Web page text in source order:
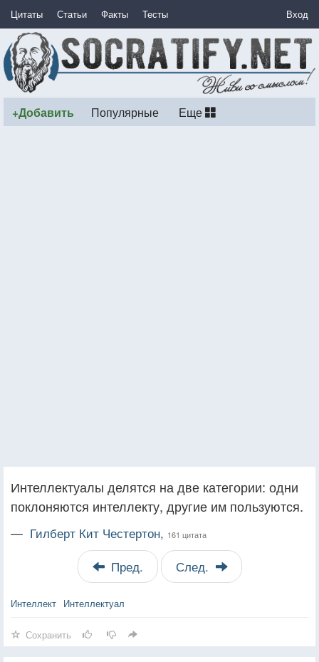
Цитаты Статьи Факты Тесты Вход
+Добавить Популярные Еще
Интеллектуалы делятся на две категории: одни
поклоняются интеллекту, другие им пользуются.
— Гилберт Кит Честертон, 161 цитата
Пред. След.
Интеллект Интеллектуал
Сохранить